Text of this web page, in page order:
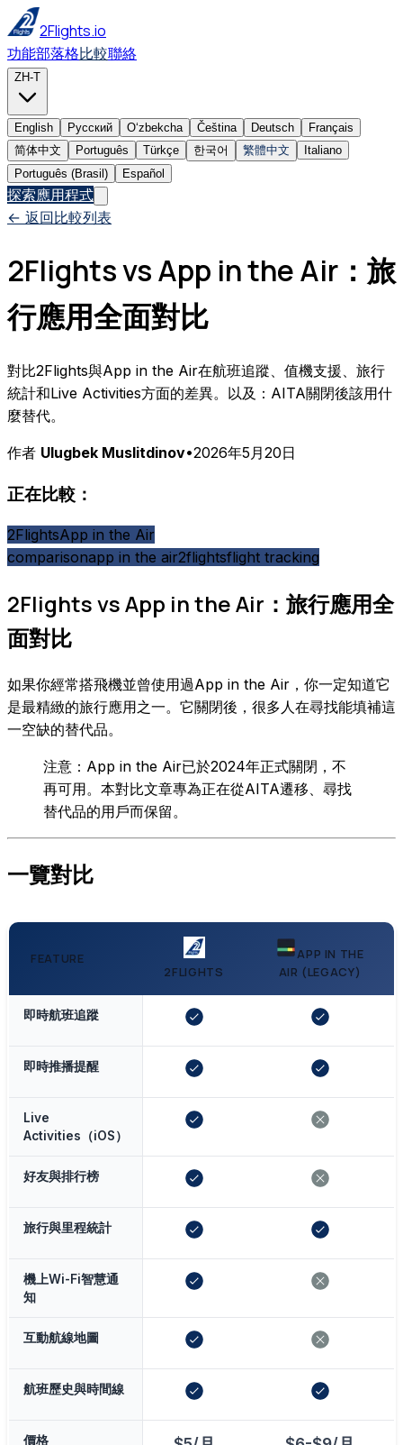
2Flights.io
功能部落格比較聯絡
ZH-T
English Русский Oʻzbekcha Čeština Deutsch
Français
简体中文
Português Türkçe 한국어 繁體中文
Italiano
Português (Brasil)
Español
探索應用程式
← 返回比較列表
2Flights vs App in the Air：旅
行應用全面對比
對比2Flights與App in the Air在航班追蹤、值機支援、旅行
統計和Live Activities方面的差異。以及：AITA關閉後該用什
麼替代。
作者 Ulugbek Muslitdinov•2026年5月20日
正在比較：
2FlightsApp in the Air
comparisonapp in the air2flightsflight tracking
2Flights vs App in the Air：旅行應用全
面對比
如果你經常搭飛機並曾使用過App in the Air，你一定知道它
是最精緻的旅行應用之一。它關閉後，很多人在尋找能填補這
一空缺的替代品。
注意：App in the Air已於2024年正式關閉，不
再可用。本對比文章專為正在從AITA遷移、尋找
替代品的用戶而保留。
一覽對比
FEATURE
2FLIGHTS
APP IN THE
AIR (LEGACY)
即時航班追蹤
即時推播提醒
Live
Activities（iOS）
好友與排行榜
旅行與里程統計
機上Wi-Fi智慧通
知
互動航線地圖
航班歷史與時間線
價格